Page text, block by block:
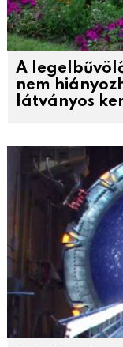
A
nem
látványos